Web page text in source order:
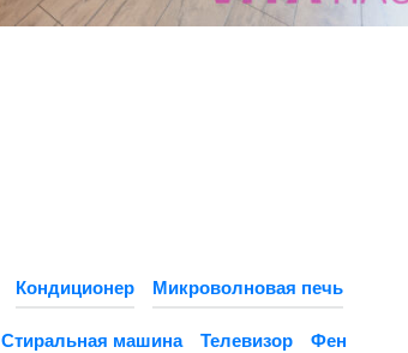
Кондиционер Микроволновая печь
Стиральная машина Телевизор Фен